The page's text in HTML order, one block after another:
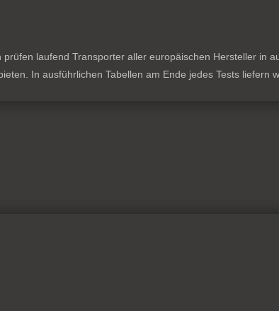
laufend Transporter aller europäischen Hersteller in
In ausführlichen Tabellen am Ende jedes Tests liefern